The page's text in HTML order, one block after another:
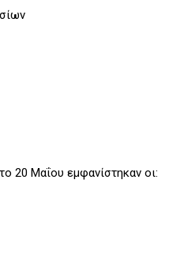
20 Μαΐου εμφανίστηκαν οι: